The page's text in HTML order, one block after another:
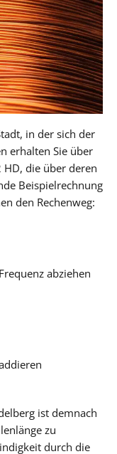
in der sich der
erhalten Sie über
HD, die über deren
Beispielrechnung
den Rechenweg:
abziehen
ist demnach
zu
durch die